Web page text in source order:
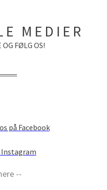
MEDIER
OG FØLG OS!
på Facebook
Instagram
--